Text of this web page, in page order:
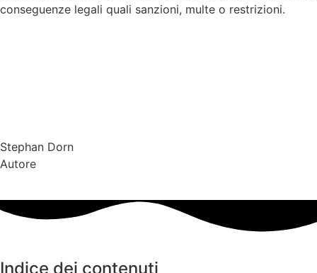
conseguenze legali quali sanzioni, multe o restrizioni.
Stephan Dorn
Autore
Indice dei contenuti